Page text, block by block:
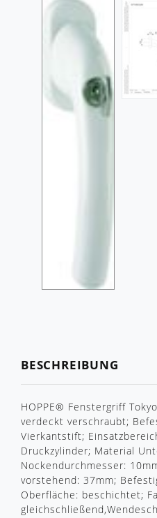
BESCHREIBUNG
HOPPE® Fenstergriff
verdeckt verschraubt;
Vierkantstift;
Druckzylinder; Material
Nockendurchmesser:
vorstehend: 37mm;
Oberfläche: beschichtet;